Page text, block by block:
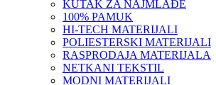
KUTAK ZA NAJMLAĐE
100% PAMUK
HI-TECH MATERIJALI
POLIESTERSKI MATERIJALI
RASPRODAJA MATERIJALA
NETKANI TEKSTIL
MODNI MATERIJALI